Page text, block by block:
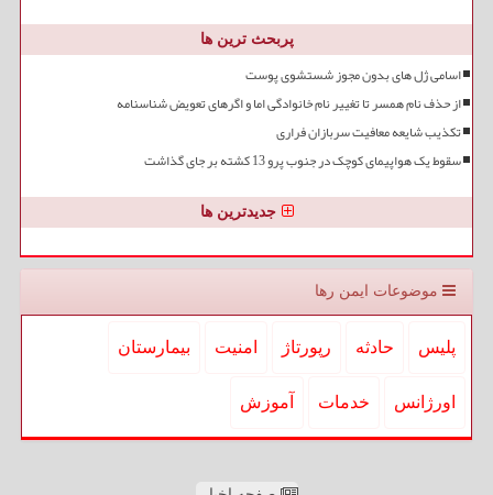
پربحث ترین ها
اسامی ژل های بدون مجوز شستشوی پوست
از حذف نام همسر تا تغییر نام خانوادگی اما و اگرهای تعویض شناسنامه
تکذیب شایعه معافیت سربازان فراری
سقوط یک هواپیمای کوچک در جنوب پرو 13 کشته بر جای گذاشت
جدیدترین ها
موضوعات ایمن رها
پلیس حادثه رپورتاژ امنیت بیمارستان
اورژانس خدمات آموزش